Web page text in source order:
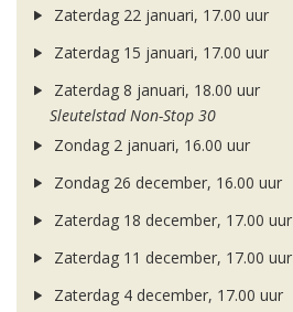
Zaterdag 22 januari, 17.00 uur
Zaterdag 15 januari, 17.00 uur
Zaterdag 8 januari, 18.00 uur
Sleutelstad Non-Stop 30
Zondag 2 januari, 16.00 uur
Zondag 26 december, 16.00 uur
Zaterdag 18 december, 17.00 uur
Zaterdag 11 december, 17.00 uur
Zaterdag 4 december, 17.00 uur